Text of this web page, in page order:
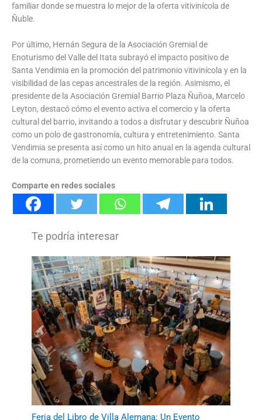
familiar donde se muestra lo mejor de la oferta vitivinícola de
Ñuble.
Por último, Hernán Segura de la Asociación Gremial de
Enoturismo del Valle del Itata subrayó el impacto positivo de
Santa Vendimia en la promoción del patrimonio vitivinícola y en la
visibilidad de las cepas ancestrales de la región. Asimismo, el
presidente de la Asociación Gremial Barrio Plaza Ñuñoa, Marcelo
Leyton, destacó cómo el evento activa el comercio y la oferta
cultural del barrio, invitando a todos a disfrutar y descubrir Ñuñoa
como un polo de gastronomía, cultura y entretenimiento. Santa
Vendimia se presenta así como un hito anual en la agenda cultural
de la comuna, prometiendo un evento memorable para todos.
Comparte en redes sociales
Feria del Libro de Villa Alemana: Un Evento